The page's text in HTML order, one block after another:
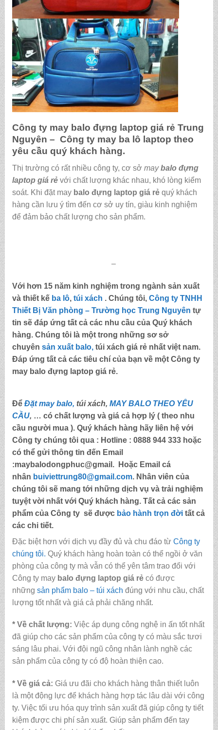
Công ty maybalo đựng laptop giá rẻ Trung
Nguyên – Công ty may ba lô laptop theo
yêu cầu quý khách hàng.
Thị trường có rất nhiều công ty, cơ sở maybalo đựng
laptop giá rẻ với chất lượng khác nhau, khó lòng kiểm
soát. Khi đặt maybalo đựng laptop giá rẻ quý khách
hàng cần lưu ý tìm đến cơ sở uy tín, giàu kinh nghiệm
để đảm bảo chất lượng cho sản phẩm.
–
Với hơn 15 năm kinh nghiệm trong ngành sản xuất
và thiết kế ba lô, túi xách . Chúng tôi, Công ty TNHH
Thiết Bị Văn phòng – Trường học Trung Nguyên tự
tin sẽ đáp ứng tất cả các nhu cầu của Quý khách
hàng. Chúng tôi là một trong những sơ sở
chuyên sản xuất balo,túi xách giá rẻ nhất việt nam.
Đáp ứng tất cả các tiêu chí của bạn về một Công ty
may balo đựng laptop giá rẻ.
Để Đặt may balo, túi xách, MAY BALO THEO YÊU
CẦU, … có chất lượng và giá cả hợp lý ( theo nhu
cầu người mua ). Quý khách hàng hãy liên hệ với
Công ty chúng tôi qua : Hotline : 0888 944 333hoặc
có thể gửi thông tin đến Email
:maybalodongphuc@gmail.Hoặc Email cá
nhân buiviettrung80@gmail.com. Nhân viên của
chúng tôi sẽ mang tới những dịch vụ và trải nghiệm
tuyệt vời nhất với Quý khách hàng. Tất cả các sản
phẩm của Công ty sẽ được bảo hành trọn đờitất cả
các chi tiết.
Đặc biệt hơn với dịch vụ đầy đủ và chu đáo từ Công ty
chúng tôi. Quý khách hàng hoàn toàn có thể ngồi ở văn
phòng của công ty mà vẫn có thể yên tâm trao đổi với
Công ty maybalo đựng laptop giá rẻ có được
những sản phẩm balo – túi xách đúng với nhu cầu, chất
lượng tốt nhất và giá cả phải chăng nhất.
* Về chất lượng: Việc áp dụng công nghệ in ấn tốt nhất
đã giúp cho các sản phẩm của công ty có màu sắc tươi
sáng lâu phai. Với đội ngũ công nhân lành nghề các
sản phẩm của công ty có độ hoàn thiện cao.
* Về giá cả: Giá ưu đãi cho khách hàng thân thiết luôn
là một động lực để khách hàng hợp tác lâu dài với công
ty. Việc tối ưu hóa quy trình sản xuất đã giúp công ty tiết
kiệm được chi phí sản xuất. Giúp sản phẩm đến tay